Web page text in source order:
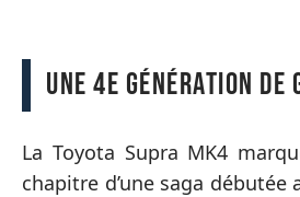
Une 4e génération de
La Toyota Supra MK4
chapitre d’une saga débutée